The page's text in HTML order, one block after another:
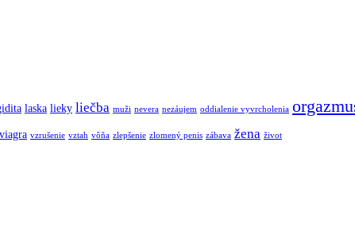
laska lieky liečba muži nevera nezáujem oddialenie vyvrcholenia
viagra vzrušenie vztah vôňa zlepšenie zlomený penis zábava žena život